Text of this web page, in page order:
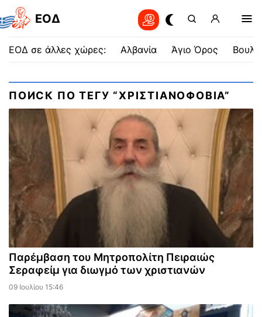
EOΔ
ΕΟΔ σε άλλες χώρες: Αλβανία Άγιο Όρος
ПОИСК ПО ТЕГУ “ΧΡΙΣΤΙΑΝΟΦΟΒΙΑ”
Παρέμβαση του Μητροπολίτη Πειραιώς
Σεραφείμ για διωγμό των χριστιανών
09 Ιουλίου 15:46